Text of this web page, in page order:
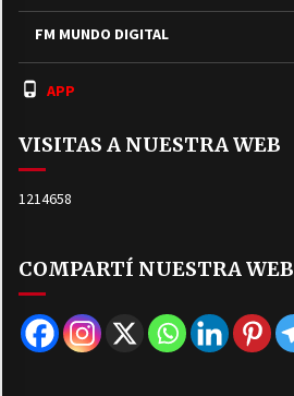
FM MUNDO DIGITAL
APP
VISITAS A NUESTRA WEB
1214658
COMPARTÍ NUESTRA WEB